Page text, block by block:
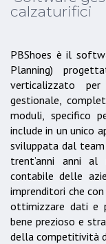
calzaturifici
PBShoes è il
Planning)
verticalizzato
gestionale,
moduli, specifico
include in un unico
sviluppata dal
trent’anni anni al
contabile delle
imprenditori che
ottimizzare dati e
bene prezioso e
della competitività